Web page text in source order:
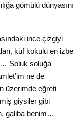
gömülü dünyasını
ince çizgiyi
küf kokulu en izbe
Soluk soluğa
ne de
üzerimde eğreti
giysiler gibi
galiba benim…